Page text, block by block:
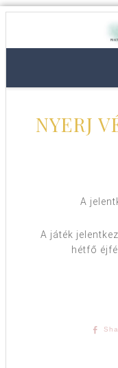
NYERJ
A
A játék
hétfő